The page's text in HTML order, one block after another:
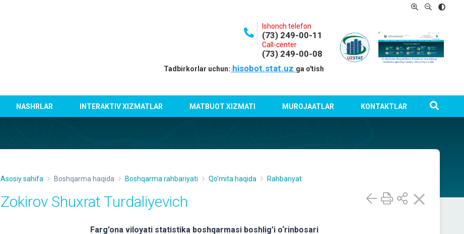
Ishonch telefon
(73) 249-00-11
Call-center
(73) 249-00-08
Tadbirkorlar uchun: hisobot.stat.uz ga o'tish
NASHRLAR INTERAKTIV XIZMATLAR MATBUOT XIZMATI MUROJAATLAR KONTAKTLAR
Asosiy sahifa Boshqarma haqida Boshqarma rahbariyati Qo'mita haqida Rahbariyat
Zokirov Shuxrat Turdaliyevich
Farg'ona viloyati statistika boshqarmasi boshlig’i o‘rinbosаri